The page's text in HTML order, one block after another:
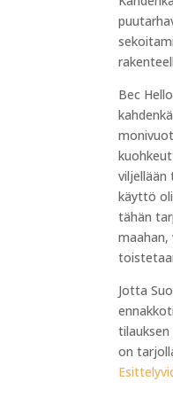
Bec
viljellään
käyttö
tähän
Jotta
on